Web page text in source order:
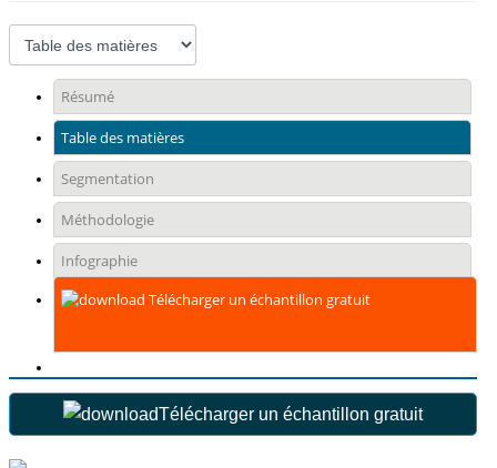
Résumé
Table des matières
Segmentation
Méthodologie
Infographie
Télécharger un échantillon gratuit
Télécharger un échantillon gratuit